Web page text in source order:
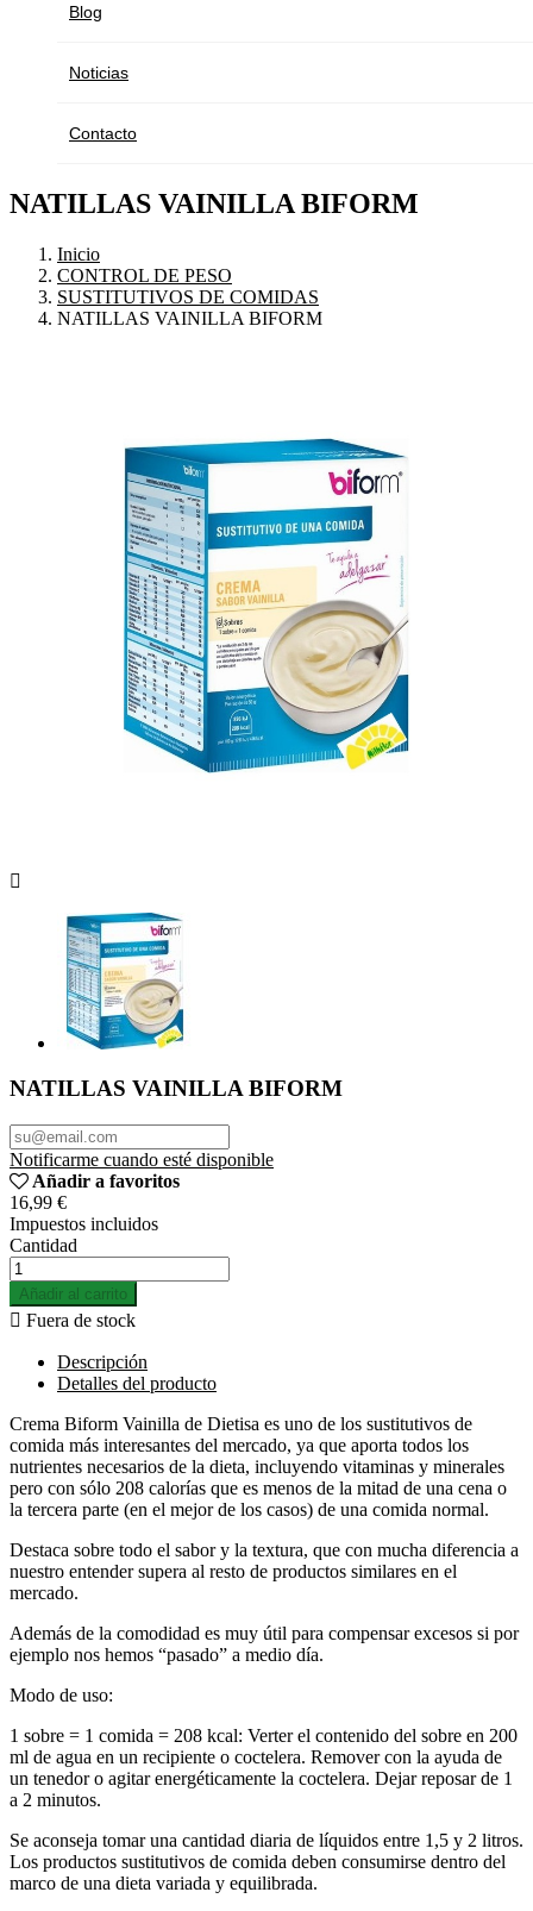
Blog
Noticias
Contacto
NATILLAS VAINILLA BIFORM
Inicio
CONTROL DE PESO
SUSTITUTIVOS DE COMIDAS
NATILLAS VAINILLA BIFORM

NATILLAS VAINILLA BIFORM
Notificarme cuando esté disponible
Añadir a favoritos
16,99 €
Impuestos incluidos
Cantidad
Añadir al carrito
 Fuera de stock
Descripción
Detalles del producto
Crema Biform Vainilla de Dietisa es uno de los sustitutivos de
comida más interesantes del mercado, ya que aporta todos los
nutrientes necesarios de la dieta, incluyendo vitaminas y minerales
pero con sólo 208 calorías que es menos de la mitad de una cena o
la tercera parte (en el mejor de los casos) de una comida normal.
Destaca sobre todo el sabor y la textura, que con mucha diferencia a
nuestro entender supera al resto de productos similares en el
mercado.
Además de la comodidad es muy útil para compensar excesos si por
ejemplo nos hemos “pasado” a medio día.
Modo de uso:
1 sobre = 1 comida = 208 kcal: Verter el contenido del sobre en 200
ml de agua en un recipiente o coctelera. Remover con la ayuda de
un tenedor o agitar energéticamente la coctelera. Dejar reposar de 1
a 2 minutos.
Se aconseja tomar una cantidad diaria de líquidos entre 1,5 y 2 litros.
Los productos sustitutivos de comida deben consumirse dentro del
marco de una dieta variada y equilibrada.